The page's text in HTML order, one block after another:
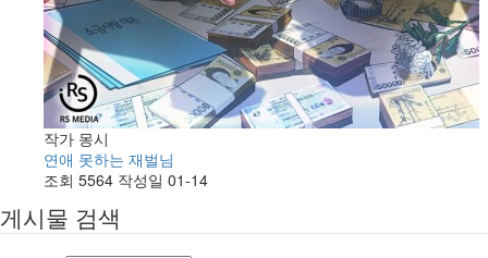
작가 몽시
연애 못하는 재벌님
조회 5564 작성일 01-14
게시물 검색